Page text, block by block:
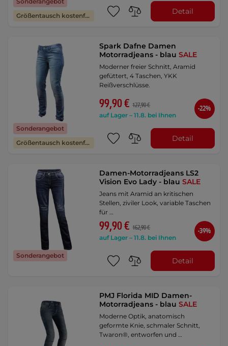
Größentausch kostenfrei
Detail
Sonderangebot
Größentausch kostenfrei
Spark Dafne Damen
Motorradjeans - blauSALE
Moderner freier Schnitt, Aramid
gefüttert, 4 Taschen, YKK
Reißverschlüsse.
99,90 € 127,90 €
auf Lager – 11.8. bei Ihnen
-22%
Detail
Sonderangebot
Damen-Motorradjeans LS2
Vision Evo Lady - blauSALE
Jeans mit Aramid an kritischen
Stellen, ziviler Look, variable Taschen
für …
99,90 € 162,90 €
auf Lager – 11.8. bei Ihnen
-39%
Detail
PMJ Florida MID Damen-
Motorradjeans - blauSALE
Moderne Optik, anatomisch
geformte Knie, schmaler Schnitt,
Twaron®, entworfen und …